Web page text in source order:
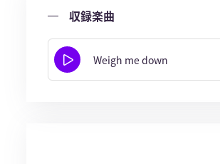
収録楽曲
Weigh me down